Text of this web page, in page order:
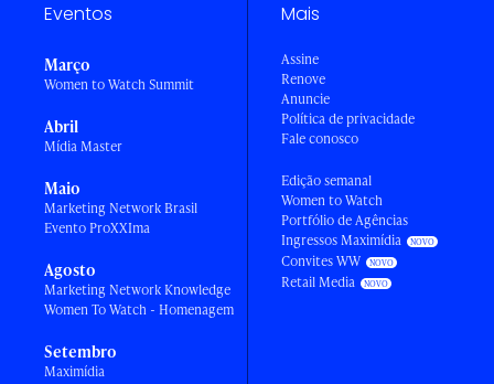
Eventos
Março
Women to Watch Summit
Abril
Mídia Master
Maio
Marketing Network Brasil
Evento ProXXIma
Agosto
Marketing Network Knowledge
Women To Watch - Homenagem
Setembro
Maximídia
Mais
Assine
Renove
Anuncie
Política de privacidade
Fale conosco
Edição semanal
Women to Watch
Portfólio de Agências
Ingressos Maximídia
Convites WW
Retail Media